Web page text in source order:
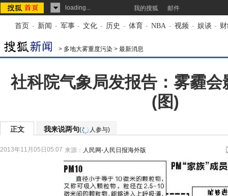
loading... 我的搜狐 邮件
首页 - 新闻 - 军事 - 文化 - 历史 - 体育 - NBA - 视频 - 娱谈 -
> 多地大雾重度污染 > 最新消息
社科院气象局发报告：雾霾会
(图)
正文 我来说两句( 人参与)
2013年11月05日05:07 来源： 人民网-人民日报海外版